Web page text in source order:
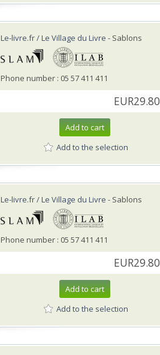
Le-livre.fr / Le Village du Livre - Sablons
Phone number : 05 57 411 411
EUR29.80
Add to cart
Add to the selection
Le-livre.fr / Le Village du Livre - Sablons
Phone number : 05 57 411 411
EUR29.80
Add to cart
Add to the selection